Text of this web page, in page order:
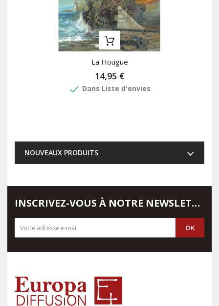
La Hougue
14,95 €
done Dans Liste d'envies
NOUVEAUX PRODUITS
INSCRIVEZ-VOUS À NOTRE NEWSLETTER